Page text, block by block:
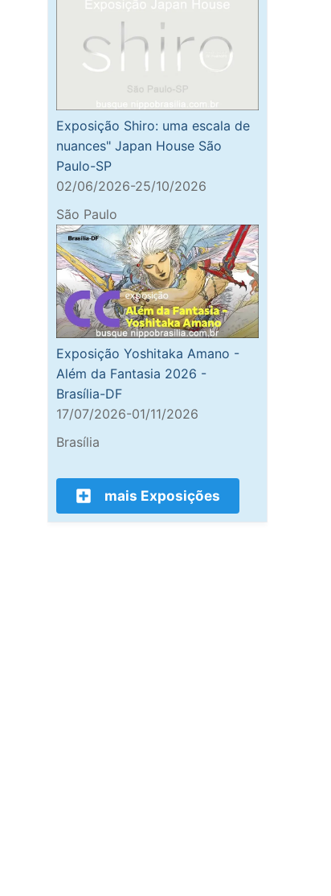
Exposição Shiro: uma escala de
nuances" Japan House São
Paulo-SP
02/06/2026-25/10/2026
São Paulo
Exposição Yoshitaka Amano -
Além da Fantasia 2026 -
Brasília-DF
17/07/2026-01/11/2026
Brasília
mais Exposições